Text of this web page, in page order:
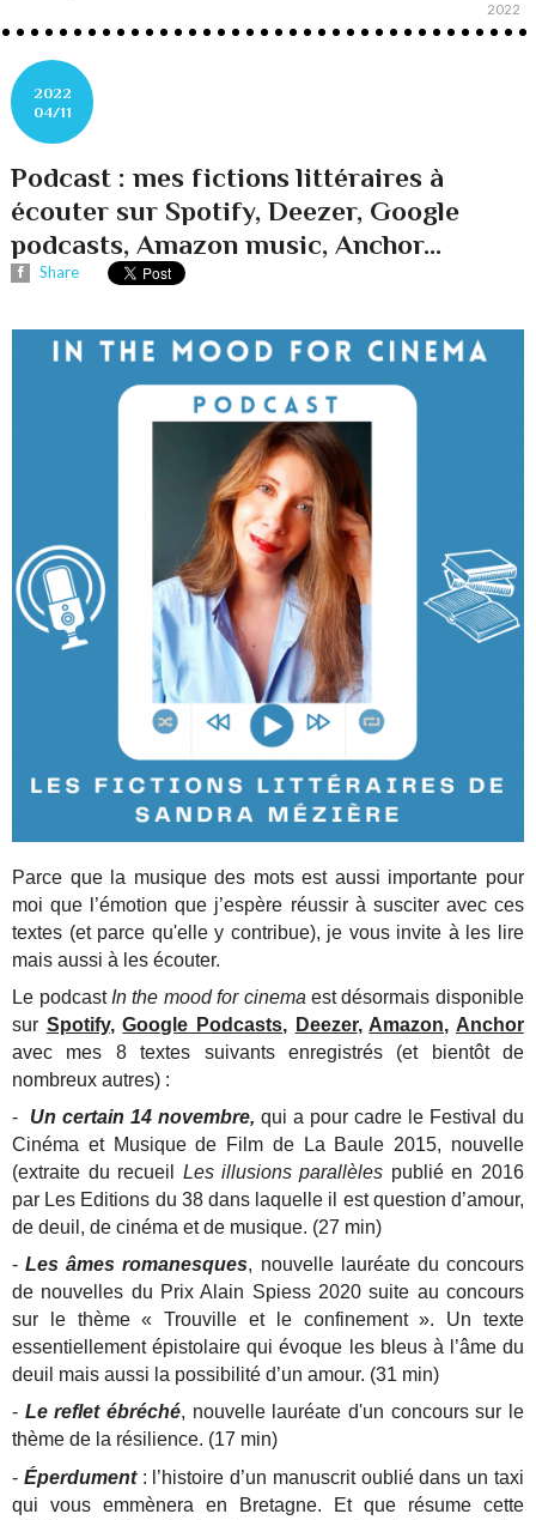
2022
2022
04/11
Podcast : mes fictions littéraires à
écouter sur Spotify, Deezer, Google
podcasts, Amazon music, Anchor...
Share
Parce que la musique des mots est aussi importante pour
moi que l’émotion que j’espère réussir à susciter avec ces
textes (et parce qu'elle y contribue), je vous invite à les lire
mais aussi à les écouter.
Le podcast In the mood for cinema est désormais disponible
sur Spotify,Google Podcasts, Deezer, Amazon, Anchor
avec
mes 8 textes suivants enregistrés (et bientôt de
nombreux autres) :
- Un certain 14 novembre, qui a pour cadre le Festival du
Cinéma et Musique de Film de La Baule 2015, nouvelle
(extraite du recueil Les illusions parallèles publié en 2016
par Les Editions du 38dans laquelle il est question d’amour,
de deuil, de cinéma et de musique. (27 min)
-Les âmes romanesques, nouvelle lauréate du concours
de nouvelles du Prix Alain Spiess 2020 suite au concours
sur le thème « Trouville et le confinement ». Un texte
essentiellement épistolaire qui évoque les bleus à l’âme du
deuil mais aussi la possibilité d’un amour. (31 min)
- Le reflet ébréché, nouvelle lauréate d'un concours sur le
thème de la résilience. (17 min)
- Éperdument : l’histoire d’un manuscrit oublié dans un taxi
qui vous emmènera en Bretagne. Et que résume cette